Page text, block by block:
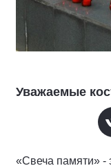
Уважаемые
«Свеча памяти» -